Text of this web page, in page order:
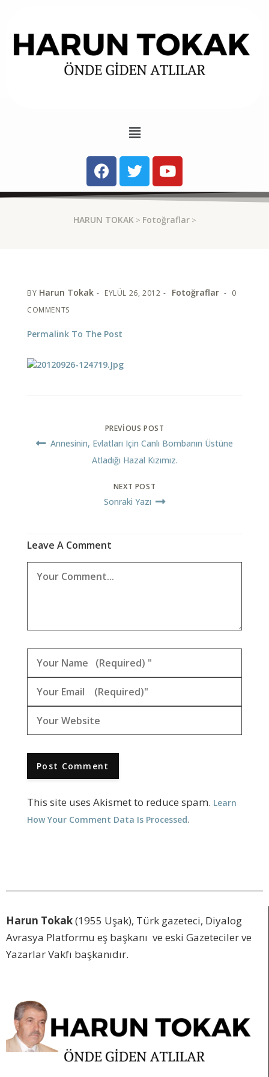
HARUN TOKAK > Fotoğraflar>
BY Harun Tokak EYLÜL 26, 2012 Fotoğraflar
0
COMMENTS
Permalink To The Post
PREVIOUS POST
Annesinin, Evlatları Için Canlı Bombanın Üstüne
Atladığı Hazal Kızımız.
NEXT POST
Sonraki Yazı
Leave A Comment
This site uses Akismet to reduce spam. Learn
How Your Comment Data Is Processed.
Harun Tokak(1955 Uşak), Türk gazeteci, Diyalog
Avrasya Platformu eş başkanı ve eski Gazeteciler ve
Yazarlar Vakfı başkanıdır.